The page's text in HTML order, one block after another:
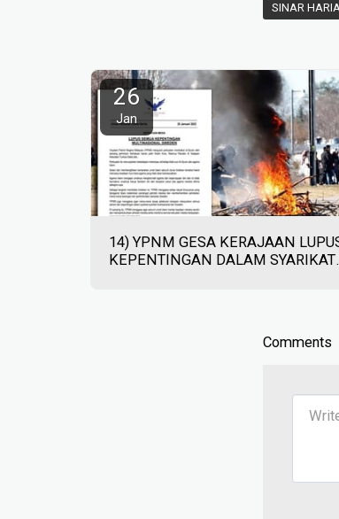
SINAR
26
Jan
14) YPNM GESA KERAJAAN
KEPENTINGAN DALAM SYARIKAT
Comments